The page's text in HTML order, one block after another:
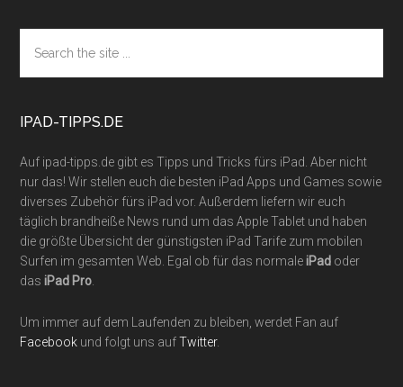
Footer
the
site
IPAD-TIPPS.DE
Auf ipad-tipps.de gibt es Tipps und Tricks fürs iPad. Aber nicht
nur das! Wir stellen euch die besten iPad Apps und Games sowie
diverses Zubehör fürs iPad vor. Außerdem liefern wir euch
täglich brandheiße News rund um das Apple Tablet und haben
die größte Übersicht der günstigsten iPad Tarife zum mobilen
Surfen im gesamten Web. Egal ob für das normaleiPad oder
dasiPad Pro
Um immer auf dem Laufenden zu bleiben, werdet Fan auf
Facebook und folgt uns aufTwitter.